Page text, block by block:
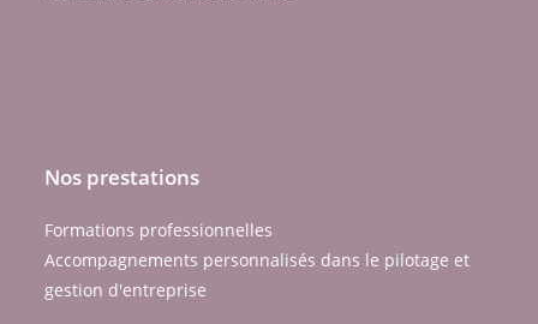
Nos prestations
Formations professionnelles
Accompagnements personnalisés dans le pilotage et
gestion d'entreprise